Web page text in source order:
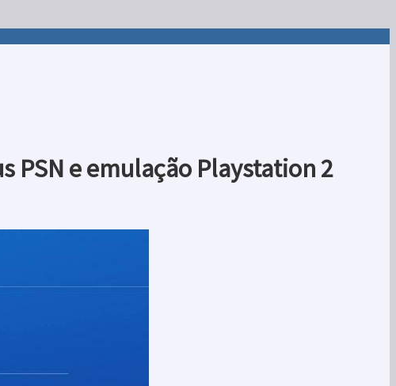
PSN e emulação Playstation 2